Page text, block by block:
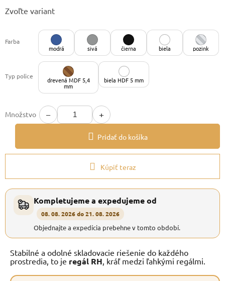
cena:
Zvoľte variant
Farba
modrá
sivá čierna biela pozink
Typ police drevená MDF 5,4
mm
biela HDF 5 mm
Množstvo − +
Pridať do košíka
Kúpiť teraz
Kompletujeme a expedujeme od
08. 08. 2026 do 21. 08. 2026
Objednajte a expedícia prebehne v tomto období.
Stabilné a odolné skladovacie riešenie do každého
prostredia, to je regál RH , kráľ medzi ľahkými regálmi.